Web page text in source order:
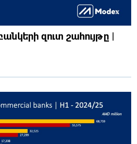
զուտ շահույթը |